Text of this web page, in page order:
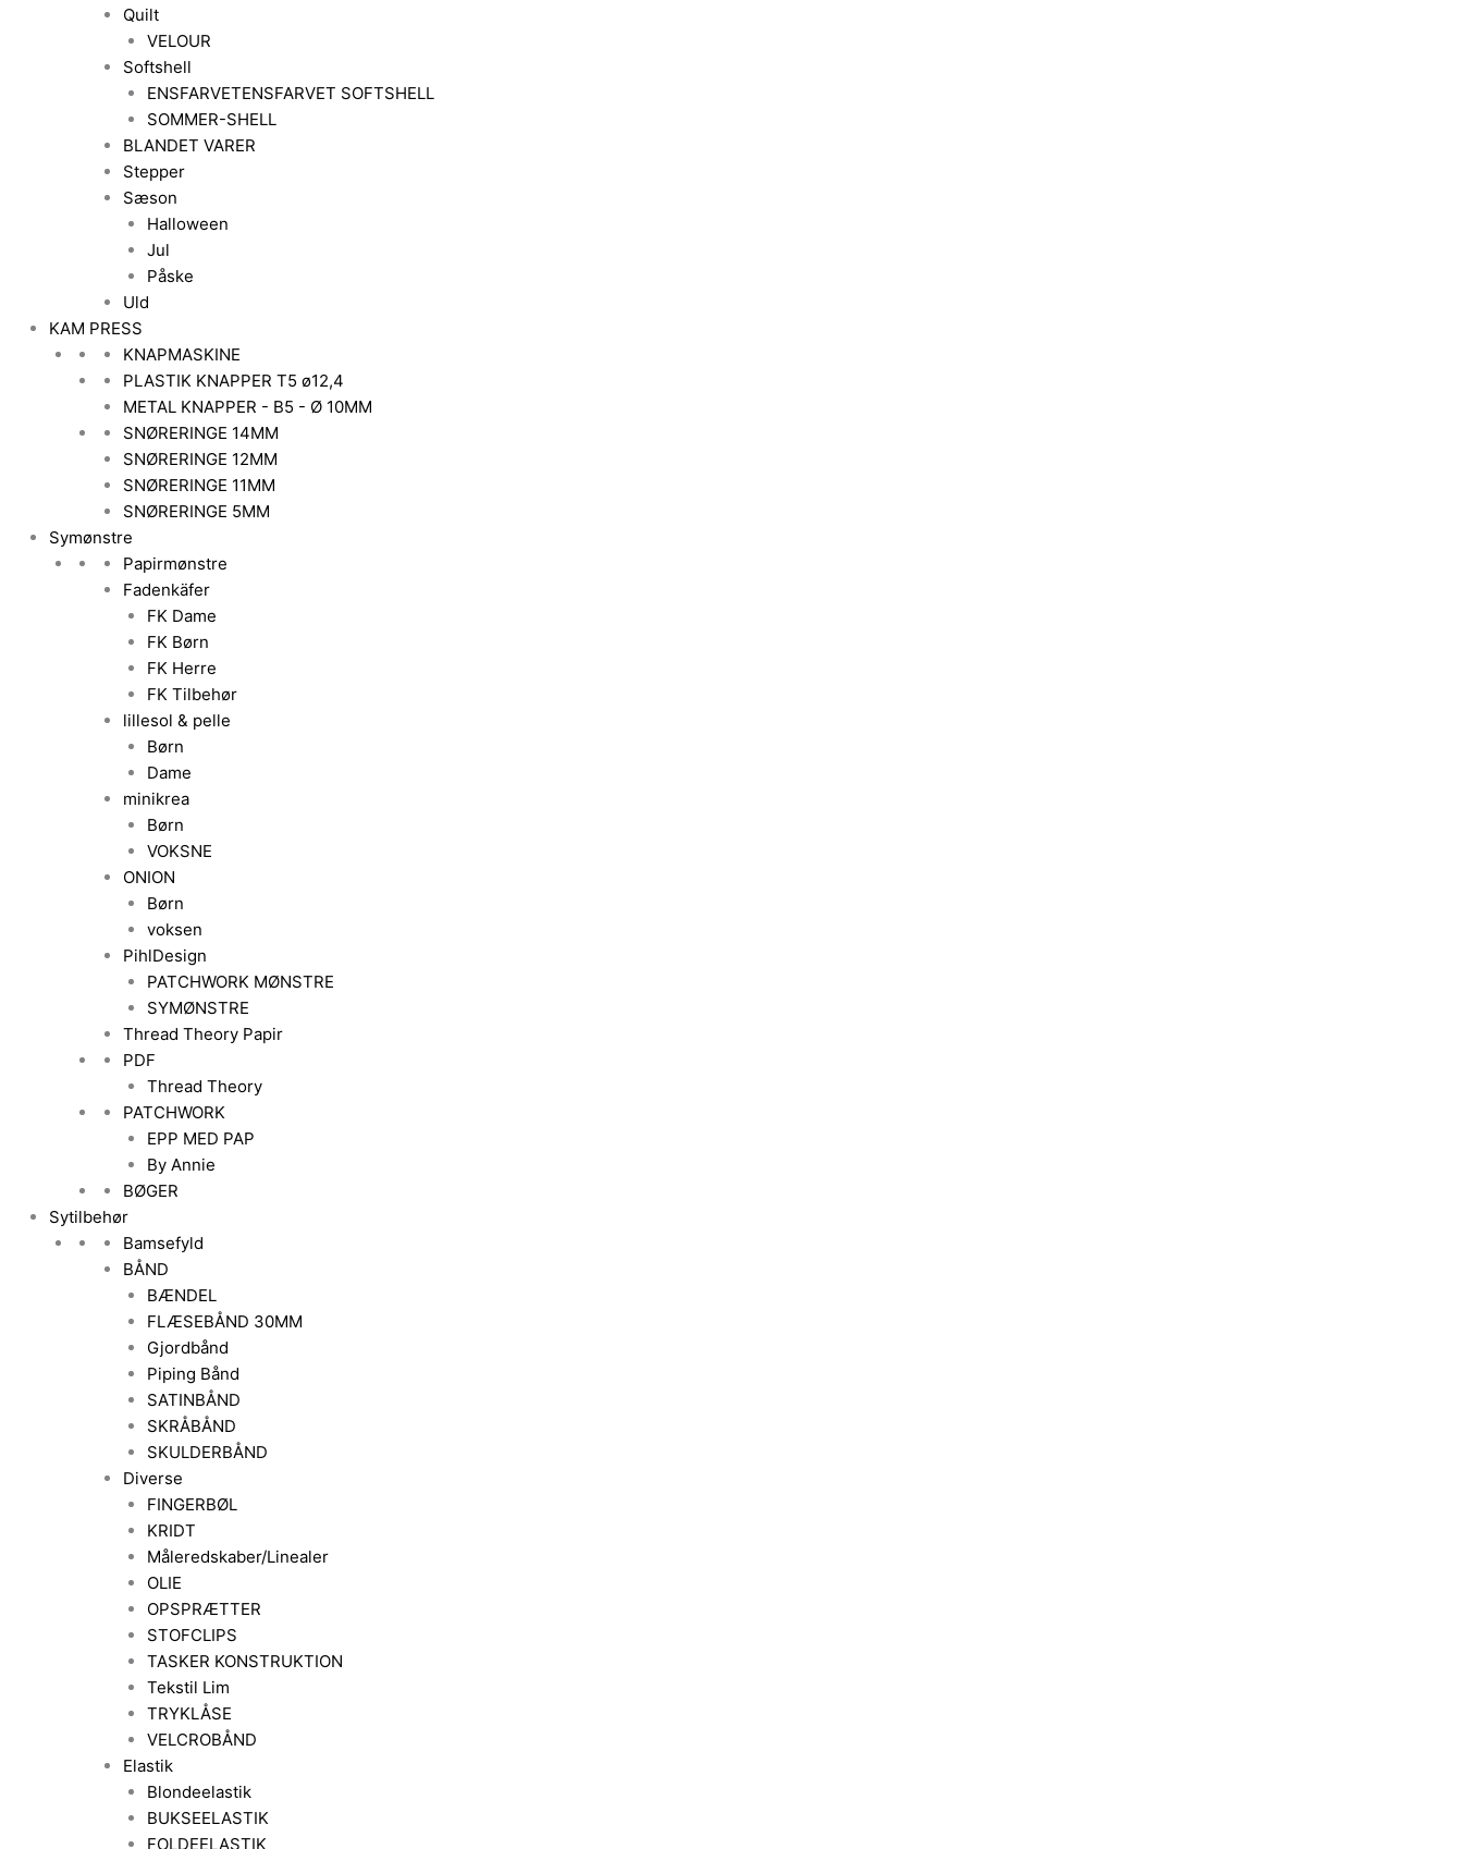
Quilt
VELOUR
Softshell
ENSFARVETENSFARVET SOFTSHELL
SOMMER-SHELL
BLANDET VARER
Stepper
Sæson
Halloween
Jul
Påske
Uld
KAM PRESS
KNAPMASKINE
PLASTIK KNAPPER T5 ø12,4
METAL KNAPPER - B5 - Ø 10MM
SNØRERINGE 14MM
SNØRERINGE 12MM
SNØRERINGE 11MM
SNØRERINGE 5MM
Symønstre
Papirmønstre
Fadenkäfer
FK Dame
FK Børn
FK Herre
FK Tilbehør
lillesol & pelle
Børn
Dame
minikrea
Børn
VOKSNE
ONION
Børn
voksen
PihlDesign
PATCHWORK MØNSTRE
SYMØNSTRE
Thread Theory Papir
PDF
Thread Theory
PATCHWORK
EPP MED PAP
By Annie
BØGER
Sytilbehør
Bamsefyld
BÅND
BÆNDEL
FLÆSEBÅND 30MM
Gjordbånd
Piping Bånd
SATINBÅND
SKRÅBÅND
SKULDERBÅND
Diverse
FINGERBØL
KRIDT
Måleredskaber/Linealer
OLIE
OPSPRÆTTER
STOFCLIPS
TASKER KONSTRUKTION
Tekstil Lim
TRYKLÅSE
VELCROBÅND
Elastik
Blondeelastik
BUKSEELASTIK
FOLDEELASTIK